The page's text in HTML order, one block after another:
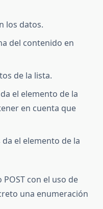
los datos.
del contenido en
de la lista.
el elemento de la
en cuenta que
el elemento de la
con el uso de
una enumeración